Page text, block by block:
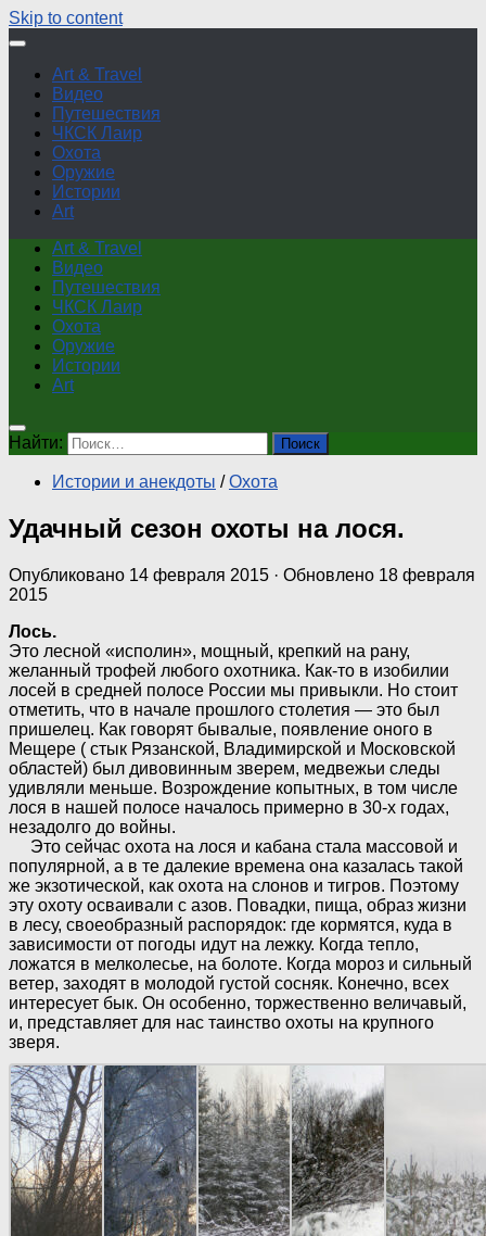
Skip to content
Art & Travel
Видео
Путешествия
ЧКСК Лаир
Охота
Оружие
Истории
Art
Art & Travel
Видео
Путешествия
ЧКСК Лаир
Охота
Оружие
Истории
Art
Найти:
Истории и анекдоты / Охота
Удачный сезон охоты на лося.
Опубликовано 14 февраля 2015 · Обновлено 18 февраля
2015
Лось.
Это лесной «исполин», мощный, крепкий на рану,
желанный трофей любого охотника. Как-то в изобилии
лосей в средней полосе России мы привыкли. Но стоит
отметить, что в начале прошлого столетия — это был
пришелец. Как говорят бывалые, появление оного в
Мещере ( стык Рязанской, Владимирской и Московской
областей) был дивовинным зверем, медвежьи следы
удивляли меньше. Возрождение копытных, в том числе
лося в нашей полосе началось примерно в 30-х годах,
незадолго до войны.
Это сейчас охота на лося и кабана стала массовой и
популярной, а в те далекие времена она казалась такой
же экзотической, как охота на слонов и тигров. Поэтому
эту охоту осваивали с азов. Повадки, пища, образ жизни
в лесу, своеобразный распорядок: где кормятся, куда в
зависимости от погоды идут на лежку. Когда тепло,
ложатся в мелколесье, на болоте. Когда мороз и сильный
ветер, заходят в молодой густой сосняк. Конечно, всех
интересует бык. Он особенно, торжественно величавый,
и, представляет для нас таинство охоты на крупного
зверя.